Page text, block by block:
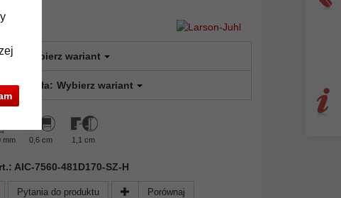
Wybierz wariant
szkła: Wybierz wariant
mm 0,6 cm 1,1 cm
AIC-7560-481D170-SZ-H
Pytania do produktu Porównaj